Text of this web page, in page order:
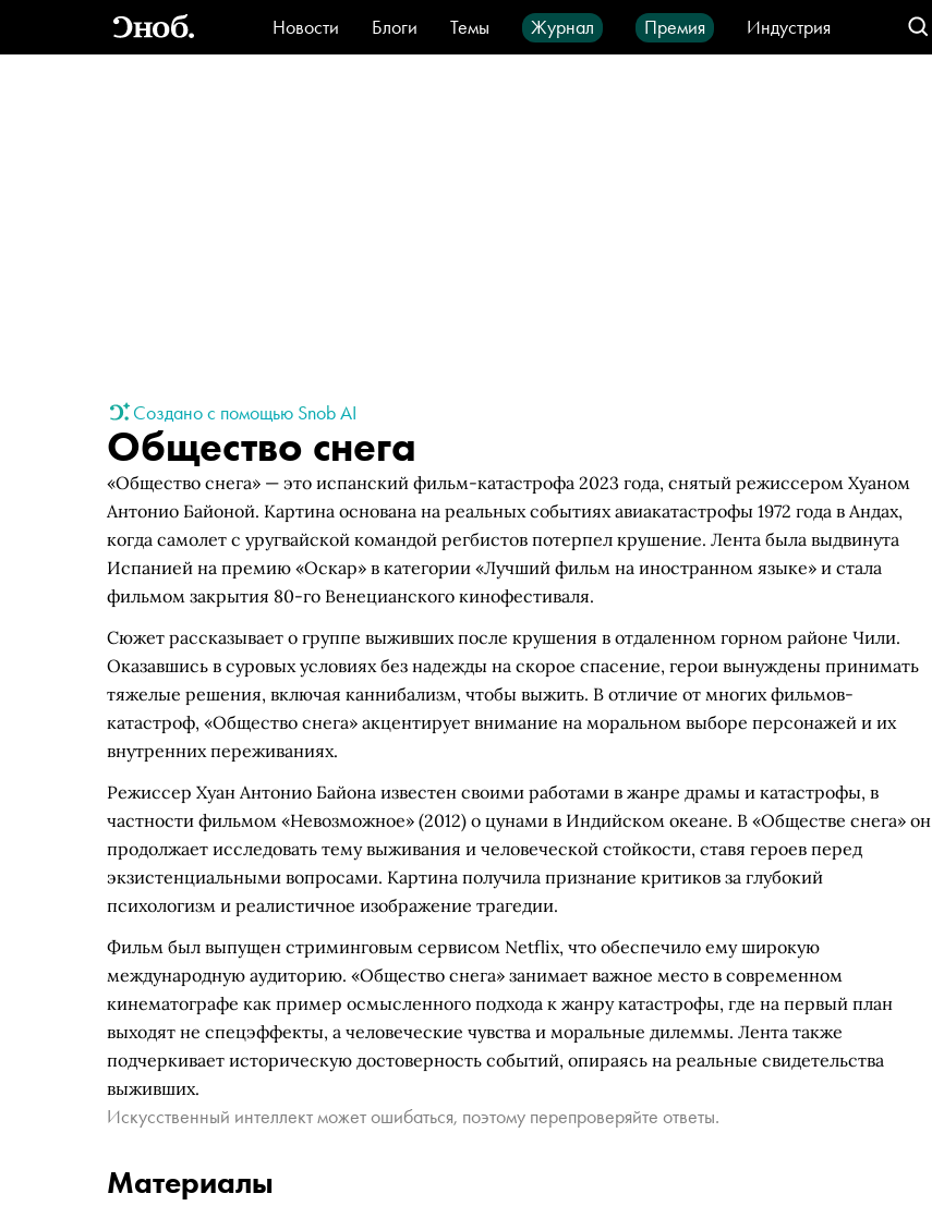
Новости Блоги Темы Журнал Премия
Индустрия
Стиль
Видео Город IT-продукты
Создано с помощью Snob AI
Общество снега
«Общество снега» — это испанский фильм-катастрофа 2023 года, снятый режиссером Хуаном
Антонио Байоной. Картина основана на реальных событиях авиакатастрофы 1972 года в Андах,
когда самолет с уругвайской командой регбистов потерпел крушение. Лента была выдвинута
Испанией на премию «Оскар» в категории «Лучший фильм на иностранном языке» и стала
фильмом закрытия 80-го Венецианского кинофестиваля.
Сюжет рассказывает о группе выживших после крушения в отдаленном горном районе Чили.
Оказавшись в суровых условиях без надежды на скорое спасение, герои вынуждены принимать
тяжелые решения, включая каннибализм, чтобы выжить. В отличие от многих фильмов-
катастроф, «Общество снега» акцентирует внимание на моральном выборе персонажей и их
внутренних переживаниях.
Режиссер Хуан Антонио Байона известен своими работами в жанре драмы и катастрофы, в
частности фильмом «Невозможное» (2012) о цунами в Индийском океане. В «Обществе снега» он
продолжает исследовать тему выживания и человеческой стойкости, ставя героев перед
экзистенциальными вопросами. Картина получила признание критиков за глубокий
психологизм и реалистичное изображение трагедии.
Фильм был выпущен стриминговым сервисом Netflix, что обеспечило ему широкую
международную аудиторию. «Общество снега» занимает важное место в современном
кинематографе как пример осмысленного подхода к жанру катастрофы, где на первый план
выходят не спецэффекты, а человеческие чувства и моральные дилеммы. Лента также
подчеркивает историческую достоверность событий, опираясь на реальные свидетельства
выживших.
Искусственный интеллект может ошибаться, поэтому перепроверяйте ответы.
Материалы